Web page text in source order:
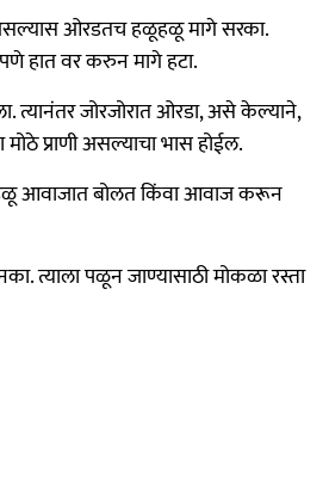
ओरडतच हळूहळू मागे सरका.
हात वर करुन मागे हटा.
त्यानंतर जोरजोरात ओरडा, असे केल्याने,
मोठे प्राणी असल्याचा भास होईल.
हळू आवाजात बोलत किंवा आवाज करून
त्याला पळून जाण्यासाठी मोकळा रस्ता